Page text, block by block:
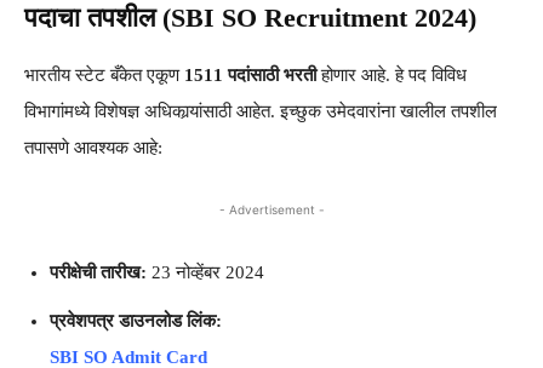
पदाचा तपशील (SBI SO Recruitment 2024)
भारतीय स्टेट बँकेत एकूण 1511 पदांसाठी भरतीहोणार आहे. हे पद विविध
विभागांमध्ये विशेषज्ञ अधिकार्‍यांसाठी आहेत. इच्छुक उमेदवारांना खालील तपशील
तपासणे आवश्यक आहे:
- Advertisement -
परीक्षेची तारीख: 23 नोव्हेंबर 2024
प्रवेशपत्र डाउनलोड लिंक:
SBI SO Admit Card